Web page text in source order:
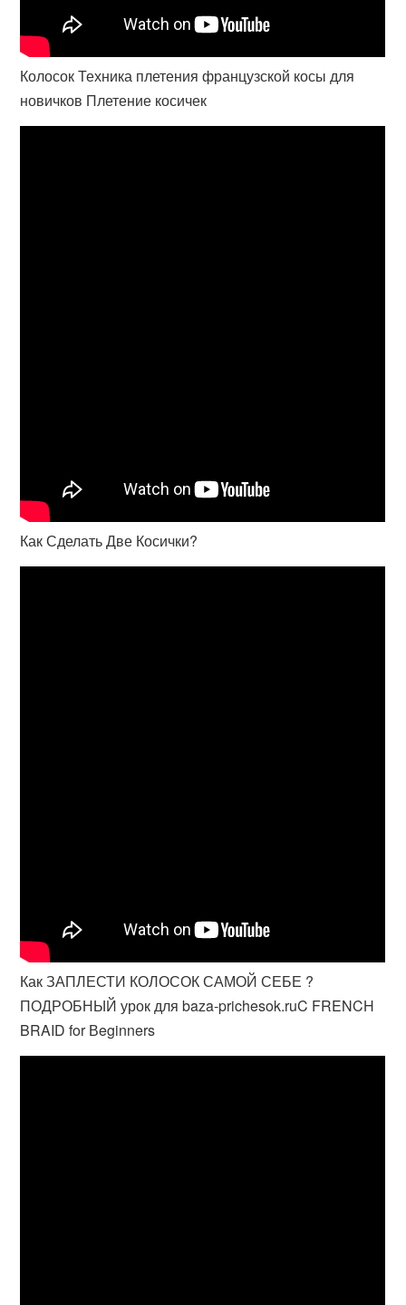
Колосок Техника плетения французской косы для
новичков Плетение косичек
Как Сделать Две Косички?
Как ЗАПЛЕСТИ КОЛОСОК САМОЙ СЕБЕ ?
ПОДРОБНЫЙ урок для baza-prichesok.ruC FRENCH
BRAID for Вeginners